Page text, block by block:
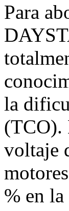
Para
la
(TCO).
voltaje
% en